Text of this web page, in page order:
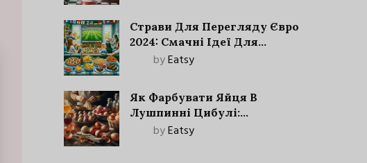
Страви Для Перегляду Євро
2024: Смачні Ідеї Для
Футбольного Свята
byEatsy
Як Фарбувати Яйця В
Лушпинні Цибулі:
Старовинний Метод З
byEatsy